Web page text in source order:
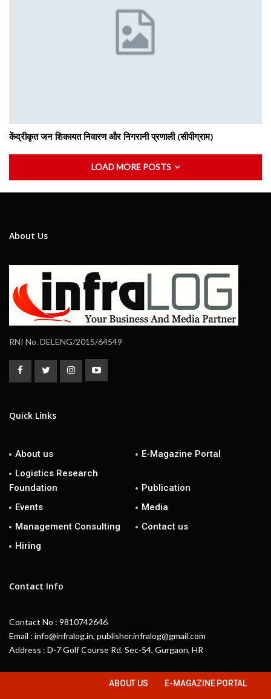
केंद्रीकृत जन शिकायत निवारण और निगरानी प्रणाली (सीपीग्राम)
LOAD MORE POSTS
About Us
RNI No. DELENG/2015/64549
Quick Links
About us
E-Magazine Portal
Logistics Research
Foundation
Publication
Events
Media
Management Consulting
Contact us
Hiring
Contact Info
Contact No : 9810742646
Email : info@infralog.in, publisher.infralog@gmail.com
Address : D-7 Golf Course Rd. Sec-54, Gurgaon, HR
ABOUT US E-MAGAZINE PORTAL